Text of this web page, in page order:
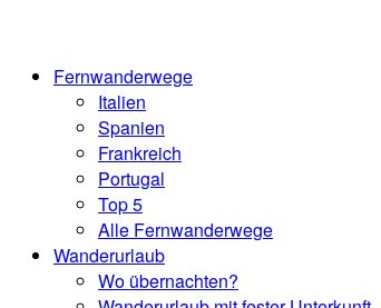
contentFernwanderwege
Italien
Spanien
Frankreich
Portugal
Top 5
Alle Fernwanderwege
Wanderurlaub
Wo übernachten?